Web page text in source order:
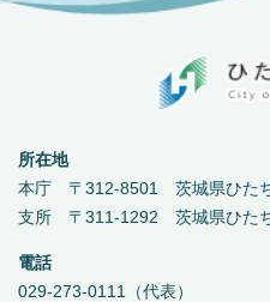
所在地
本庁 〒312-8501 茨城県ひた
支所 〒311-1292 茨城県ひた
電話
029-273-0111（代表）